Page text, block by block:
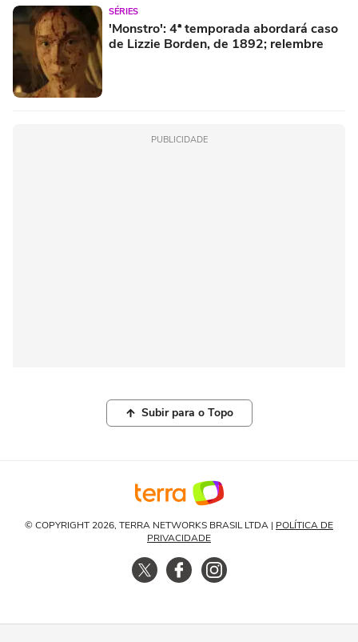
SÉRIES
'Monstro': 4ª temporada abordará caso
de Lizzie Borden, de 1892; relembre
PUBLICIDADE
Subir para o Topo
© COPYRIGHT 2026, TERRA NETWORKS BRASIL LTDA | POLÍTICA DE
PRIVACIDADE